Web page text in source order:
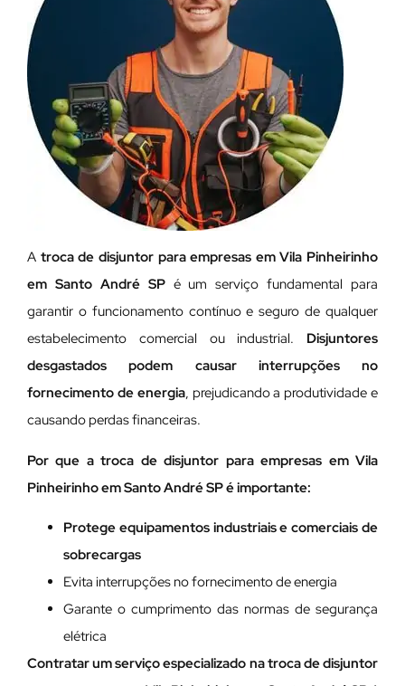
A troca de disjuntor para empresas em Vila Pinheirinho
em Santo André SPé um serviço fundamental para
garantir o funcionamento contínuo e seguro de qualquer
estabelecimento comercial ou industrial. Disjuntores
desgastados podem causar interrupções no
fornecimento de energia, prejudicando a produtividade e
causando perdas financeiras.
Por que a troca de disjuntor para empresas em Vila
Pinheirinho em Santo André SP é importante:
Protege equipamentos industriais e comerciais de
sobrecargas
Evita interrupções no fornecimento de energia
Garante o cumprimento das normas de segurança
elétrica
Contratar um serviço especializado na troca de disjuntor